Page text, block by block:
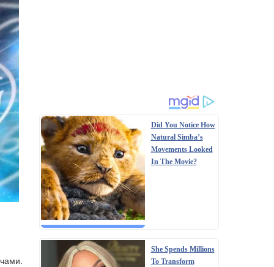
Did You Notice How
Natural Simba’s
Movements Looked
In The Movie?
She Spends Millions
To Transform